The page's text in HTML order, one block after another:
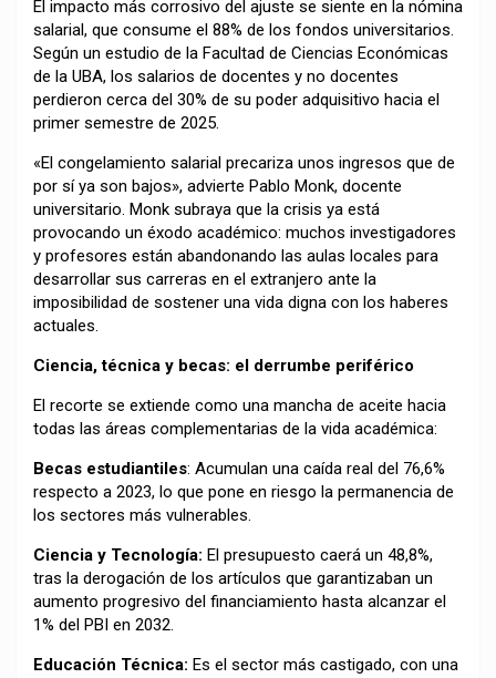
El impacto más corrosivo del ajuste se siente en la nómina
salarial, que consume el 88% de los fondos universitarios.
Según un estudio de la Facultad de Ciencias Económicas
de la UBA, los salarios de docentes y no docentes
perdieron cerca del 30% de su poder adquisitivo hacia el
primer semestre de 2025.
«El congelamiento salarial precariza unos ingresos que de
por sí ya son bajos», advierte Pablo Monk, docente
universitario. Monk subraya que la crisis ya está
provocando un éxodo académico: muchos investigadores
y profesores están abandonando las aulas locales para
desarrollar sus carreras en el extranjero ante la
imposibilidad de sostener una vida digna con los haberes
actuales.
Ciencia, técnica y becas: el derrumbe periférico
El recorte se extiende como una mancha de aceite hacia
todas las áreas complementarias de la vida académica:
Becas estudiantiles: Acumulan una caída real del 76,6%
respecto a 2023, lo que pone en riesgo la permanencia de
los sectores más vulnerables.
Ciencia y Tecnología: El presupuesto caerá un 48,8%,
tras la derogación de los artículos que garantizaban un
aumento progresivo del financiamiento hasta alcanzar el
1% del PBI en 2032.
Educación Técnica: Es el sector más castigado, con una